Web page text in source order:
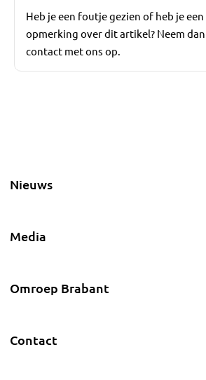
Heb je een foutje gezien of heb je een
opmerking over dit artikel? Neem dan
contact met ons op.
Nieuws
Media
Omroep Brabant
Contact